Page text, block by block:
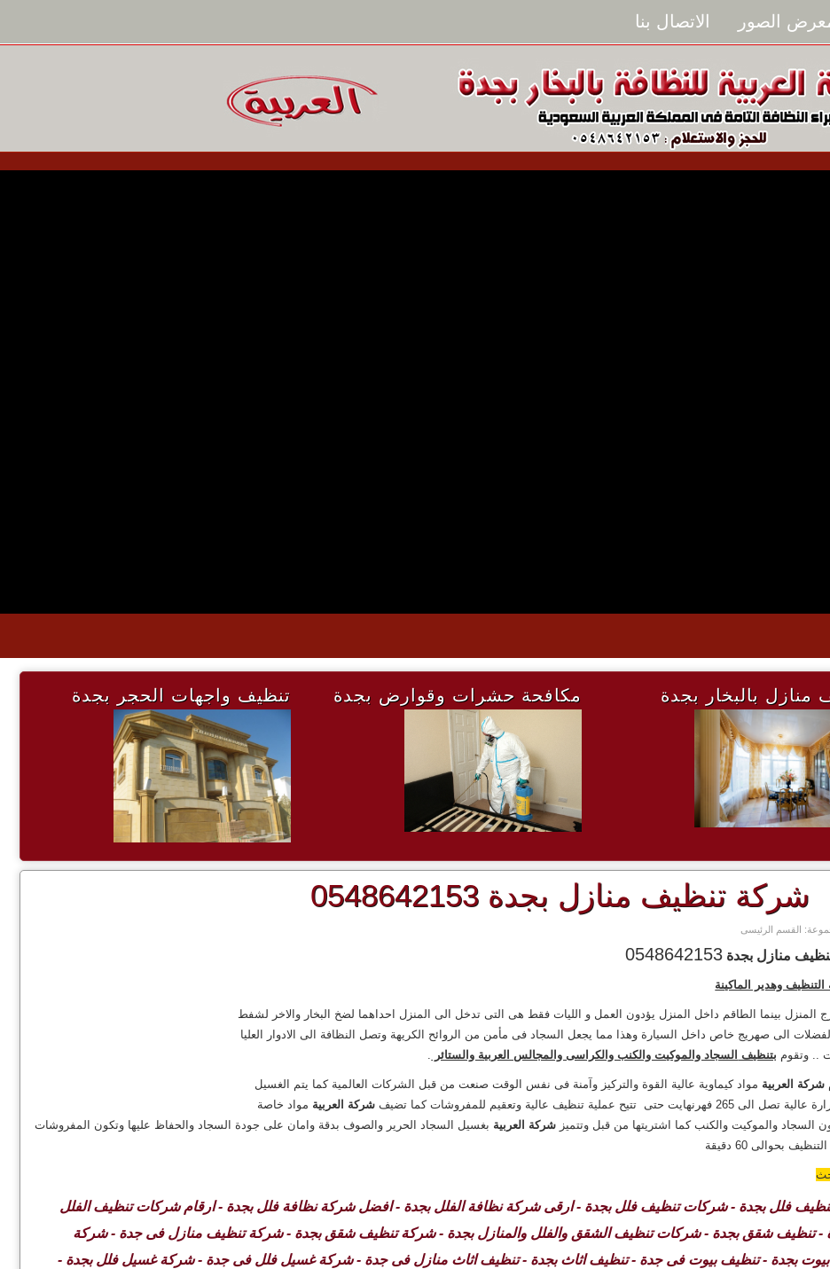
الصور الاتصال بنا
تنظيف واجهات الحجر بجدة مكافحة حشرات وقوارض بجدة منازل بالبخار بجدة
شركة تنظيف منازل بجدة 0548642153
القسم الرئيسى
منازل بجدة 0548642153
التنظيف وهدير الماكينة
المنزل بينما الطاقم داخل المنزل يؤدون العمل و الليات فقط هى التى تدخل الى المنزل احداهما لضخ البخار والاخر لشفط
الى صهريج خاص داخل السيارة وهذا مما يجعل السجاد فى مأمن من الروائح الكريهة وتصل النظافة الى الادوار العليا
.. وتقوم بتنظيف السجاد والموكيت والكنب والكراسى والمجالس العربية والستائر
شركة العربية مواد كيماوية عالية القوة والتركيز وآمنة فى نفس الوقت صنعت من قبل الشركات العالمية كما يتم الغسيل
حتى تتيح عملية تنظيف عالية وتعقيم للمفروشات كما تضيف
شركة العربية مواد خاصة
السجاد والموكيت والكنب كما اشتريتها من قبل وتتميز شركة العربية بغسيل السجاد الحرير والصوف بدقة وامان على جودة السجاد والحفاظ عليها وتكون المفروشات
بحوالى 60 دقيقة
فلل بجدة - شركات تنظيف فلل بجدة - ارقى شركة نظافة الفلل بجدة - افضل شركة نظافة فلل بجدة - ارقام شركات تنظيف الفلل
-تنظيف شقق بجدة - شركات تنظيف الشقق والفلل والمنازل بجدة - شركة تنظيف شقق بجدة - شركة تنظيف منازل فى جدة - شركة
بجدة - تنظيف بيوت فى جدة - تنظيف اثاث بجدة - تنظيف اثاث منازل فى جدة - شركة غسيل فلل فى جدة - شركة غسيل فلل بجدة -